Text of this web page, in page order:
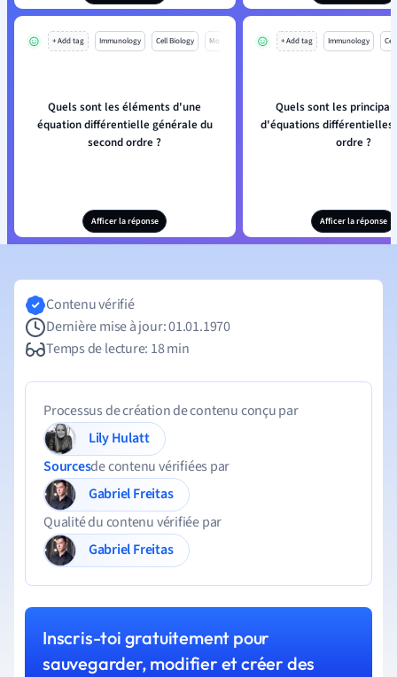
+ Add tag Immunology Cell Biology Mo
Quels sont les éléments d'une
équation différentielle générale du
second ordre ?
Afficer la réponse
+ Add tag Immunology
Quels sont les
d'équations différentielles
ordre ?
Afficer la réponse
Contenu vérifié
Dernière mise à jour: 01.01.1970
Temps de lecture: 18 min
Processus de création de contenu conçu par
Lily Hulatt
Sourcesde contenu vérifiées par
Gabriel Freitas
Qualité du contenu vérifiée par
Gabriel Freitas
Inscris-toi gratuitement pour
sauvegarder, modifier et créer des